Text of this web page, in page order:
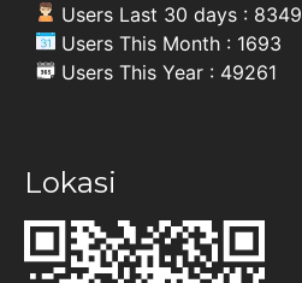
Users Last 30 days : 8349
Users This Month : 1693
Users This Year : 49261
Lokasi